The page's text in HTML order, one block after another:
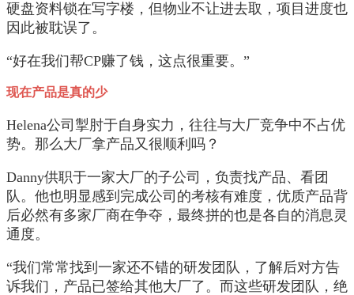
硬盘资料锁在写字楼，但物业不让进去取，项目进度也
因此被耽误了。
“好在我们帮CP赚了钱，这点很重要。”
现在产品是真的少
Helena公司掣肘于自身实力，往往与大厂竞争中不占优
势。那么大厂拿产品又很顺利吗？
Danny供职于一家大厂的子公司，负责找产品、看团
队。他也明显感到完成公司的考核有难度，优质产品背
后必然有多家厂商在争夺，最终拼的也是各自的消息灵
通度。
“我们常常找到一家还不错的研发团队，了解后对方告
诉我们，产品已签给其他大厂了。而这些研发团队，绝